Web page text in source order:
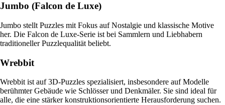
Jumbo (Falcon de Luxe)
Jumbo stellt Puzzles mit Fokus auf Nostalgie und klassische Motive
her. Die Falcon de Luxe-Serie ist bei Sammlern und Liebhabern
traditioneller Puzzlequalität beliebt.
Wrebbit
Wrebbit ist auf 3D-Puzzles spezialisiert, insbesondere auf Modelle
berühmter Gebäude wie Schlösser und Denkmäler. Sie sind ideal für
alle, die eine stärker konstruktionsorientierte Herausforderung suchen.